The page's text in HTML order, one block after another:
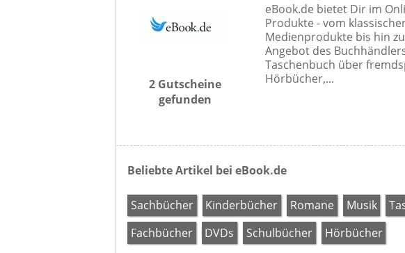
2 Gutscheine
gefunden
eBook.de bietet Dir im
Produkte - vom
Medienprodukte bis hin
Angebot des
Taschenbuch über
Hörbücher,...
Beliebte Artikel bei eBook.de
Sachbücher Kinderbücher Romane Musik
Fachbücher
DVDs Schulbücher Hörbücher